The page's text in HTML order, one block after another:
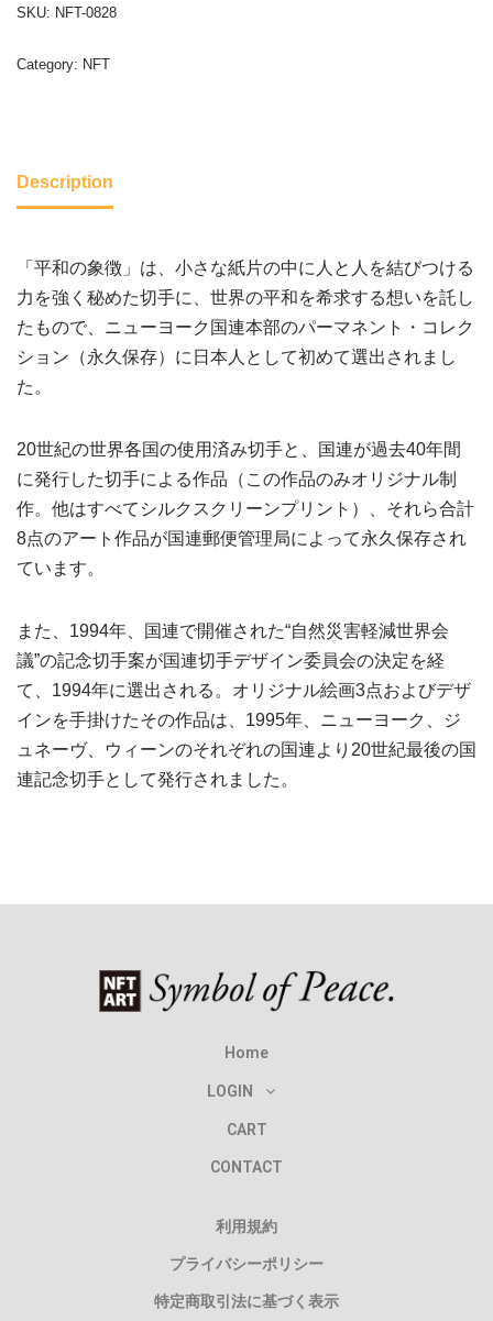
SKU: NFT-0828
Category: NFT
Description
「平和の象徴」は、小さな紙片の中に人と人を結びつける
力を強く秘めた切手に、世界の平和を希求する想いを託し
たもので、ニューヨーク国連本部のパーマネント・コレク
ション（永久保存）に日本人として初めて選出されまし
た。
20世紀の世界各国の使用済み切手と、国連が過去40年間
に発行した切手による作品（この作品のみオリジナル制
作。他はすべてシルクスクリーンプリント）、それら合計
8点のアート作品が国連郵便管理局によって永久保存され
ています。
また、1994年、国連で開催された“自然災害軽減世界会
議”の記念切手案が国連切手デザイン委員会の決定を経
て、1994年に選出される。オリジナル絵画3点およびデザ
インを手掛けたその作品は、1995年、ニューヨーク、ジ
ュネーヴ、ウィーンのそれぞれの国連より20世紀最後の国
連記念切手として発行されました。
Home
LOGIN
CART
CONTACT
利用規約
プライバシーポリシー
特定商取引法に基づく表示